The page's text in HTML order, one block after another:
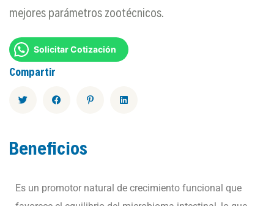
mejores parámetros zootécnicos.
Solicitar Cotización
Compartir
Beneficios
Es un promotor natural de crecimiento funcional que